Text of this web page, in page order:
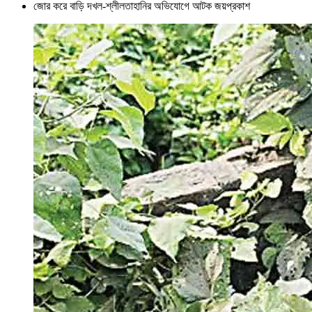
জোর করে বাড়ি দখল-শ্লীলতাহানির অভিযোগে আটক জয়প্রকাশ